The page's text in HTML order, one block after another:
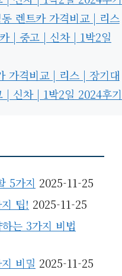
렌트카 가격비교 | 리스
| 중고 | 신차 | 1박2일
가격비교 | 리스 | 장기대
| 신차 | 1박2일 2024후기
5가지 2025-11-25
팁! 2025-11-25
는 3가지 비법
비밀 2025-11-25